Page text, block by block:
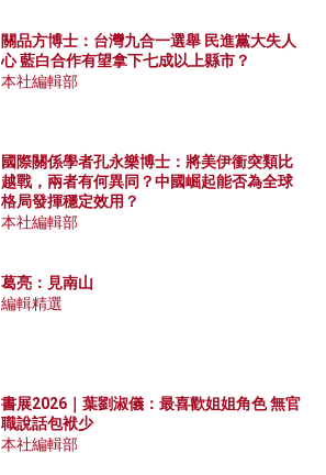
關品方博士：台灣九合一選舉 民進黨大失人
心 藍白合作有望拿下七成以上縣市？
本社編輯部
國際關係學者孔永樂博士：將美伊衝突類比
越戰，兩者有何異同？中國崛起能否為全球
格局發揮穩定效用？
本社編輯部
葛亮：見南山
編輯精選
書展2026｜葉劉淑儀：最喜歡姐姐角色 無官
職說話包袱少
本社編輯部